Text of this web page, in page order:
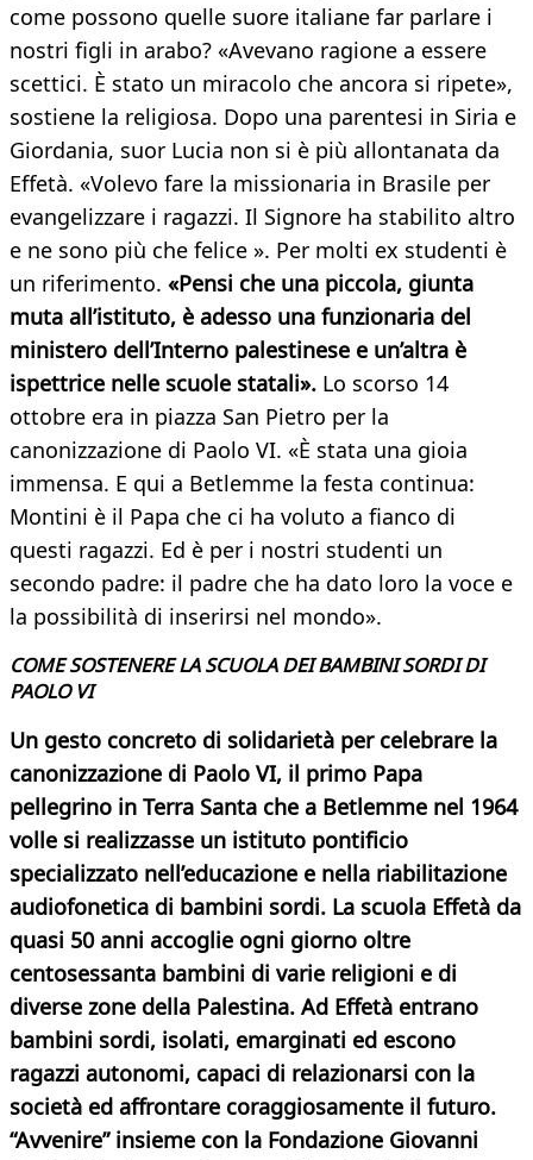
come possono quelle suore italiane far parlare i
nostri figli in arabo? «Avevano ragione a essere
scettici. È stato un miracolo che ancora si ripete»,
sostiene la religiosa. Dopo una parentesi in Siria e
Giordania, suor Lucia non si è più allontanata da
Effetà. «Volevo fare la missionaria in Brasile per
evangelizzare i ragazzi. Il Signore ha stabilito altro
e ne sono più che felice ». Per molti ex studenti è
un riferimento. «Pensi che una piccola, giunta
muta all’istituto, è adesso una funzionaria del
ministero dell’Interno palestinese e un’altra è
ispettrice nelle scuole statali». Lo scorso 14
ottobre era in piazza San Pietro per la
canonizzazione di Paolo VI. «È stata una gioia
immensa. E qui a Betlemme la festa continua:
Montini è il Papa che ci ha voluto a fianco di
questi ragazzi. Ed è per i nostri studenti un
secondo padre: il padre che ha dato loro la voce e
la possibilità di inserirsi nel mondo».
COME SOSTENERE LA SCUOLA DEI BAMBINI SORDI DI
PAOLO VI
Un gesto concreto di solidarietà per celebrare la
canonizzazione di Paolo VI, il primo Papa
pellegrino in Terra Santa che a Betlemme nel 1964
volle si realizzasse un istituto pontificio
specializzato nell’educazione e nella riabilitazione
audiofonetica di bambini sordi. La scuola Effetà da
quasi 50 anni accoglie ogni giorno oltre
centosessanta bambini di varie religioni e di
diverse zone della Palestina. Ad Effetà entrano
bambini sordi, isolati, emarginati ed escono
ragazzi autonomi, capaci di relazionarsi con la
società ed affrontare coraggiosamente il futuro.
“Avvenire” insieme con la Fondazione Giovanni